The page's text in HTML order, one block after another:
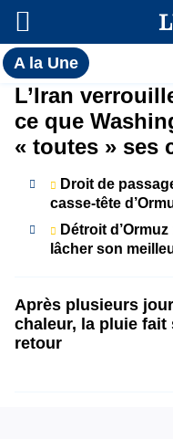
A la UneToutes
l'actualité
du Soir
A
la
Une
L’Iran
ce que
« toutes » ses
Droit de
casse-tête
Détroit
lâcher son
Après plusieurs
chaleur, la pluie fait
retour